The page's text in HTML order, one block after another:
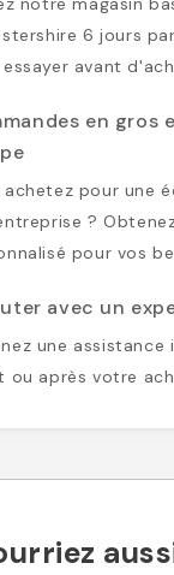
6 jours
avant
en gros
achetez pour une
?
pour vos
avec un
une assistance
ou après votre